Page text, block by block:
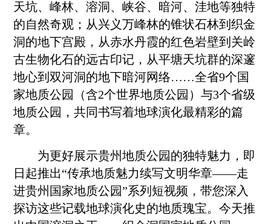
天坑、峰林、溶洞、峡谷、暗河、洼地等独特
的自然奇观；从兴义万峰林的锥状石林到织金
洞的地下宫殿，从赤水丹霞的红色岩壁到关岭
古生物化石的远古印记，从平塘天坑群的深邃
地心到双河洞的地下暗河网络……全省9个国
家地质公园（含2个世界地质公园）与3个省级
地质公园，共同书写着地球演化最精彩的篇
章。
为更好展示贵州地质公园的独特魅力，即
日起推出“传承地质魅力续写文明华章——走
进贵州国家地质公园”系列短视频，带您深入
探访这些记载地球演化史的地质瑰宝。今天推